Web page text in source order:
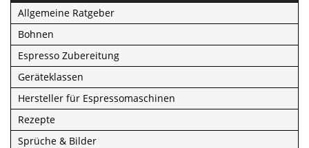
Allgemeine Ratgeber
Bohnen
Espresso Zubereitung
Geräteklassen
Hersteller für Espressomaschinen
Rezepte
Sprüche & Bilder